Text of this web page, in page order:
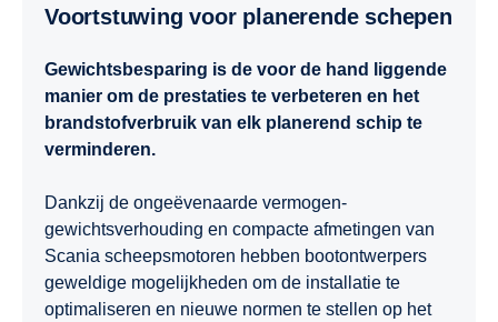
Voortstuwing voor planerende schepen
Gewichtsbesparing is de voor de hand liggende
manier om de prestaties te verbeteren en het
brandstofverbruik van elk planerend schip te
verminderen.
Dankzij de ongeëvenaarde vermogen-
gewichtsverhouding en compacte afmetingen van
Scania scheepsmotoren hebben bootontwerpers
geweldige mogelijkheden om de installatie te
optimaliseren en nieuwe normen te stellen op het